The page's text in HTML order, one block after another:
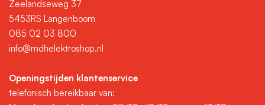
Zeelandseweg 37
5453RS Langenboom
085 02 03 800
info@mdhelektroshop.nl
Openingstijden klantenservice
telefonisch bereikbaar van: